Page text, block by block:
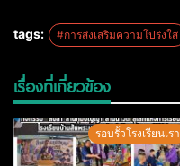
tags: #การส่งเสริมความโปร่งใส
เรื่องที่เกี่ยวข้อง
รอบรั้วโรงเรียนเรา